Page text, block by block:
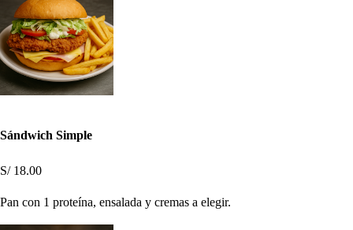
Sándwich Simple
S/ 18.00
Pan con 1 proteína, ensalada y cremas a elegir.